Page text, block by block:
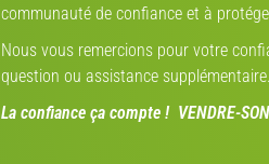
Veloretti
communauté de confiance et à
Nous vous remercions pour votre
question ou assistance supplémentaire.
La confiance ça compte ! VENDRE-